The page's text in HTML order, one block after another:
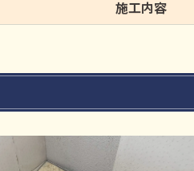
施工内容